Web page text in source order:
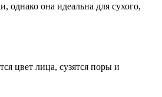
однако она идеальна для сухого,
цвет лица, сузятся поры и